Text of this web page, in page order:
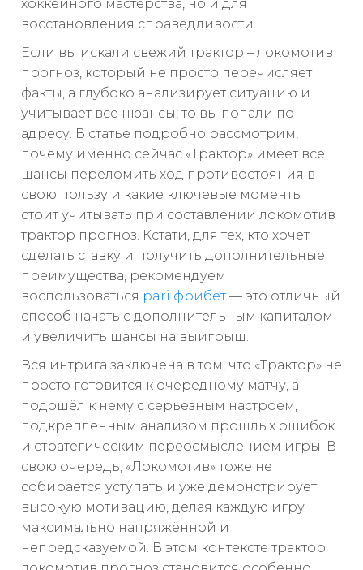
хоккейного мастерства, но и для
восстановления справедливости.
Если вы искали свежий трактор – локомотив
прогноз, который не просто перечисляет
факты, а глубоко анализирует ситуацию и
учитывает все нюансы, то вы попали по
адресу. В статье подробно рассмотрим,
почему именно сейчас «Трактор» имеет все
шансы переломить ход противостояния в
свою пользу и какие ключевые моменты
стоит учитывать при составлении локомотив
трактор прогноз. Кстати, для тех, кто хочет
сделать ставку и получить дополнительные
преимущества, рекомендуем
воспользоваться pari фрибет— это отличный
способ начать с дополнительным капиталом
и увеличить шансы на выигрыш.
Вся интрига заключена в том, что «Трактор» не
просто готовится к очередному матчу, а
подошёл к нему с серьезным настроем,
подкрепленным анализом прошлых ошибок
и стратегическим переосмыслением игры. В
свою очередь, «Локомотив» тоже не
собирается уступать и уже демонстрирует
высокую мотивацию, делая каждую игру
максимально напряжённой и
непредсказуемой. В этом контексте трактор